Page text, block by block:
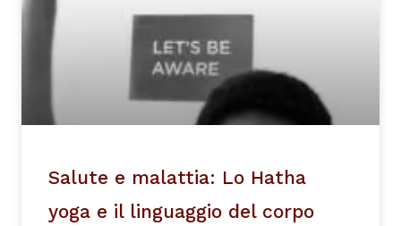
Salute e malattia: Lo Hatha
yoga e il linguaggio del corpo